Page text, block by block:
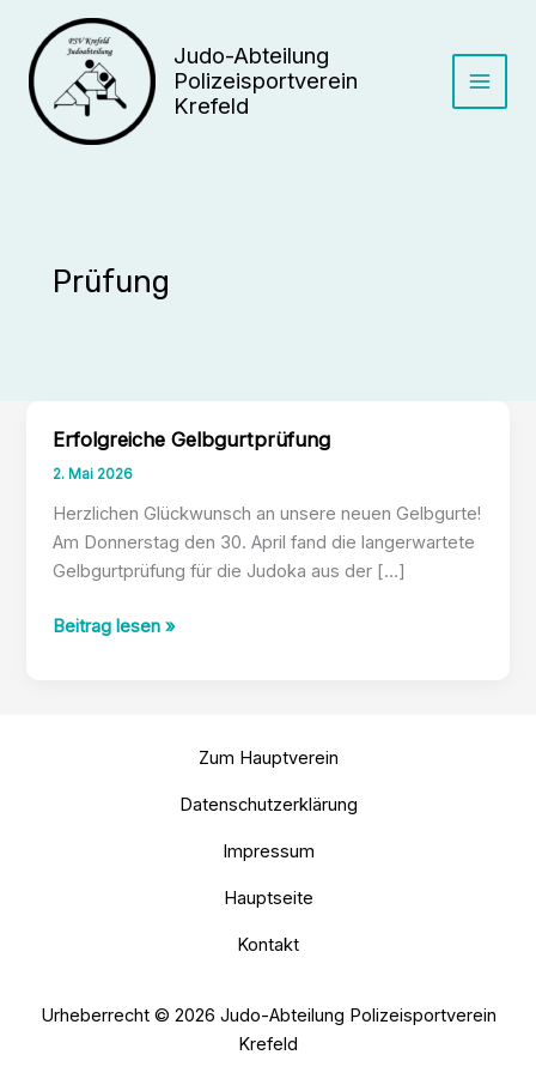
Inhalt
springen
Judo-Abteilung
Polizeisportverein
Krefeld
Prüfung
Erfolgreiche Gelbgurtprüfung
2. Mai 2026
Herzlichen Glückwunsch an unsere neuen Gelbgurte!
Am Donnerstag den 30. April fand die langerwartete
Gelbgurtprüfung für die Judoka aus der […]
Erfolgreiche
Beitrag lesen »
Zum Hauptverein
Datenschutzerklärung
Impressum
Hauptseite
Kontakt
Urheberrecht © 2026 Judo-Abteilung Polizeisportverein
Krefeld